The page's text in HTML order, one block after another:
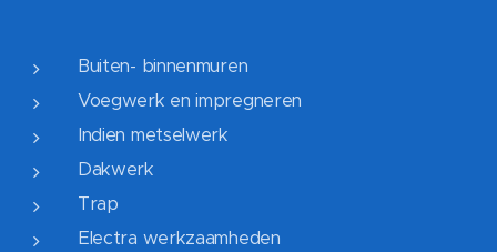
Buiten- binnenmuren
Voegwerk en impregneren
Indien metselwerk
Dakwerk
Trap
Electra werkzaamheden